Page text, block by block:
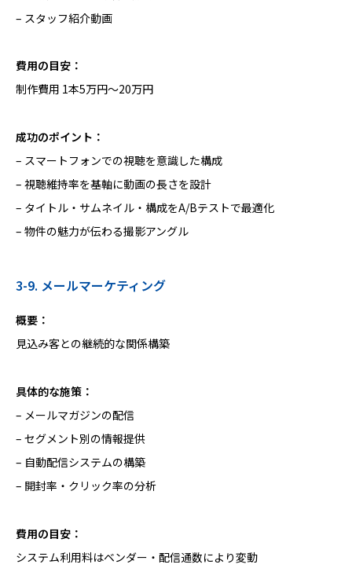
– スタッフ紹介動画
費用の目安：
制作費用 1本5万円〜20万円
成功のポイント：
– スマートフォンでの視聴を意識した構成
– 視聴維持率を基軸に動画の長さを設計
– タイトル・サムネイル・構成をA/Bテストで最適化
– 物件の魅力が伝わる撮影アングル
3-9. メールマーケティング
概要：
見込み客との継続的な関係構築
具体的な施策：
– メールマガジンの配信
– セグメント別の情報提供
– 自動配信システムの構築
– 開封率・クリック率の分析
費用の目安：
システム利用料はベンダー・配信通数により変動